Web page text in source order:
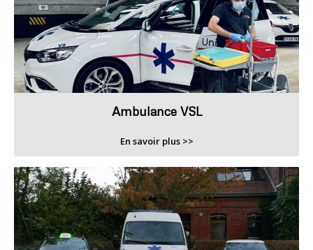
Ambulance VSL
En savoir plus >>